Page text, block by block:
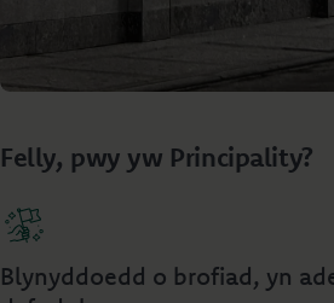
Felly, pwy yw Principality?
Blynyddoedd o brofiad, yn